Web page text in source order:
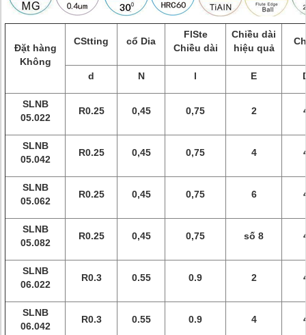
Đặt hàng
Không
CStting cổ Dia
FlSte
Chiều dài
Chiều dài
hiệu quả
d N l E
SLNB
05.022
R0.25 0,45 0,75 2
SLNB
05.042
R0.25 0,45 0,75 4
SLNB
05.062
R0.25 0,45 0,75 6
SLNB
05.082
R0.25 0,45 0,75 số 8
SLNB
06.022
R0.3 0.55 0.9 2
SLNB
06.042
R0.3 0.55 0.9 4